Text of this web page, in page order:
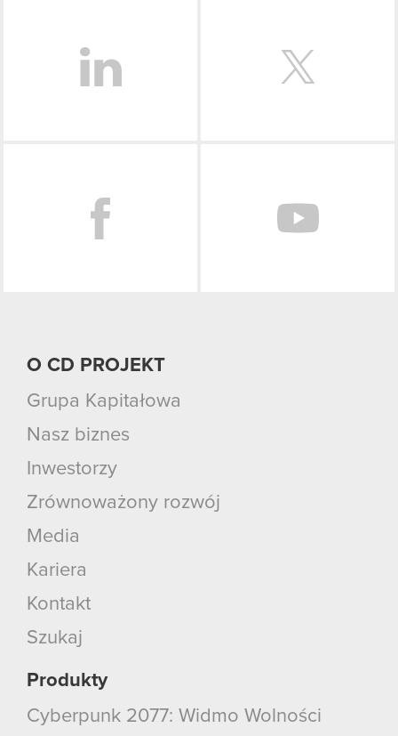
O CD PROJEKT
Grupa Kapitałowa
Nasz biznes
Inwestorzy
Zrównoważony rozwój
Media
Kariera
Kontakt
Szukaj
Produkty
Cyberpunk 2077: Widmo Wolności